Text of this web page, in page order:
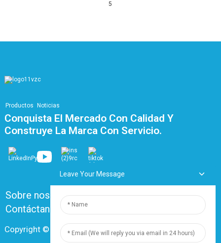
5
Productos Noticias
Conquista El Mercado Con Calidad Y
Construye La Marca Con Servicio.
Sobre nosotros Preguntas frecuentes
Contáctanos
Copyright © 2024 Shanghai Dingzun Electric & Cable Co.,
Leave Your Message